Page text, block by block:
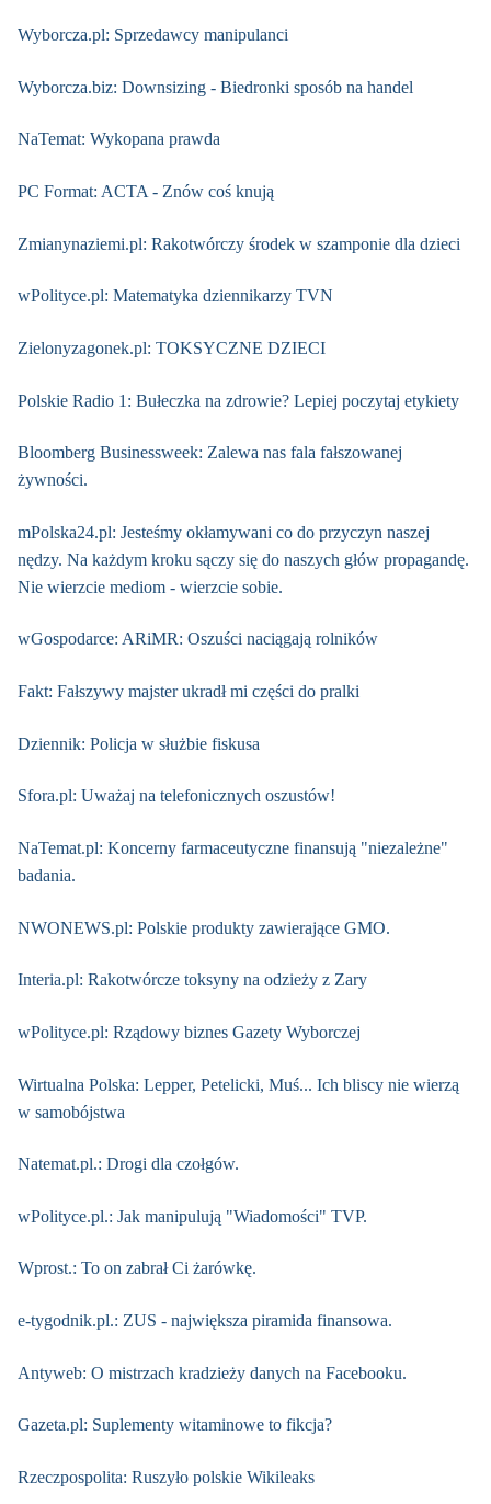
Wyborcza.pl: Sprzedawcy manipulanci
Wyborcza.biz: Downsizing - Biedronki sposób na handel
NaTemat: Wykopana prawda
PC Format: ACTA - Znów coś knują
Zmianynaziemi.pl: Rakotwórczy środek w szamponie dla dzieci
wPolityce.pl: Matematyka dziennikarzy TVN
Zielonyzagonek.pl: TOKSYCZNE DZIECI
Polskie Radio 1: Bułeczka na zdrowie? Lepiej poczytaj etykiety
Bloomberg Businessweek: Zalewa nas fala fałszowanej
żywności.
mPolska24.pl: Jesteśmy okłamywani co do przyczyn naszej
nędzy. Na każdym kroku sączy się do naszych głów propagandę.
Nie wierzcie mediom - wierzcie sobie.
wGospodarce: ARiMR: Oszuści naciągają rolników
Fakt: Fałszywy majster ukradł mi części do pralki
Dziennik: Policja w służbie fiskusa
Sfora.pl: Uważaj na telefonicznych oszustów!
NaTemat.pl: Koncerny farmaceutyczne finansują "niezależne"
badania.
NWONEWS.pl: Polskie produkty zawierające GMO.
Interia.pl: Rakotwórcze toksyny na odzieży z Zary
wPolityce.pl: Rządowy biznes Gazety Wyborczej
Wirtualna Polska: Lepper, Petelicki, Muś... Ich bliscy nie wierzą
w samobójstwa
Natemat.pl.: Drogi dla czołgów.
wPolityce.pl.: Jak manipulują "Wiadomości" TVP.
Wprost.: To on zabrał Ci żarówkę.
e-tygodnik.pl.: ZUS - największa piramida finansowa.
Antyweb: O mistrzach kradzieży danych na Facebooku.
Gazeta.pl: Suplementy witaminowe to fikcja?
Rzeczpospolita: Ruszyło polskie Wikileaks